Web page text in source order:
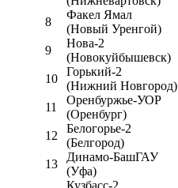
8
Факел Ямал
(Новый Уренгой)
9
Нова-2
(Новокуйбышевск)
10
Горький-2
(Нижний Новгород)
11
Оренбуржье-УОР
(Оренбург)
12
Белогорье-2
(Белгород)
13
Динамо-БашГАУ
(Уфа)
Кузбасс-2